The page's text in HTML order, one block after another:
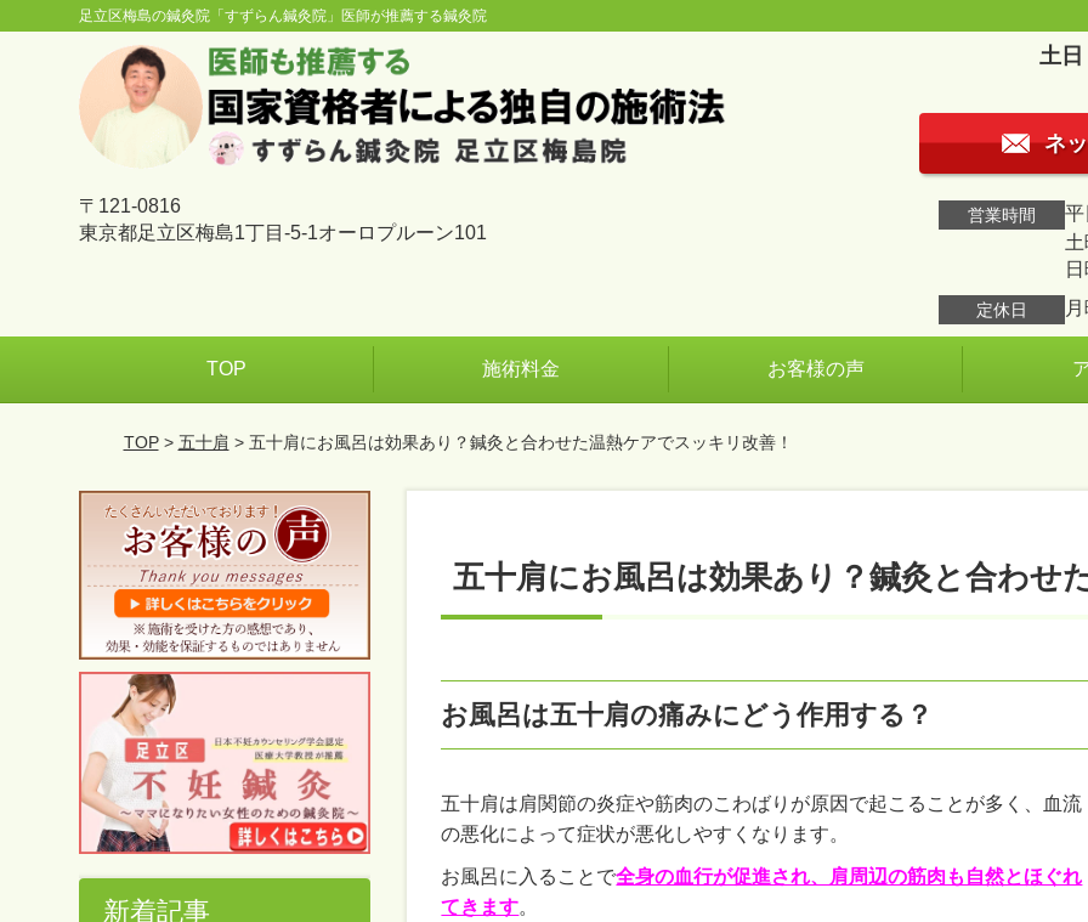
足立区梅島の鍼灸院「すずらん鍼灸院」医師が推薦する鍼灸院
〒121-0816
東京都足立区梅島1丁目-5-1オーロプルーン101
土日
ネ
営業時間
平
定休日
TOP 施術料金 お客様の声
TOP> 五十肩 > 五十肩にお風呂は効果あり？鍼灸と合わせた温熱ケアでスッキリ改善！
五十肩にお風呂は効果あり？鍼灸と合わせ
お風呂は五十肩の痛みにどう作用する？
五十肩は肩関節の炎症や筋肉のこわばりが原因で起こることが多く、血流
の悪化によって症状が悪化しやすくなります。
お風呂に入ることで全身の血行が促進され、肩周辺の筋肉も自然とほぐれ
てきます。
新着記事